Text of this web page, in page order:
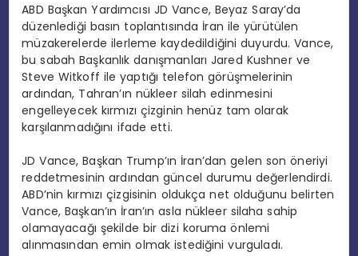
ABD Başkan Yardımcısı JD Vance, Beyaz Saray’da
düzenlediği basın toplantısında İran ile yürütülen
müzakerelerde ilerleme kaydedildiğini duyurdu. Vance,
bu sabah Başkanlık danışmanları Jared Kushner ve
Steve Witkoff ile yaptığı telefon görüşmelerinin
ardından, Tahran’ın nükleer silah edinmesini
engelleyecek kırmızı çizginin henüz tam olarak
karşılanmadığını ifade etti.
JD Vance, Başkan Trump’ın İran’dan gelen son öneriyi
reddetmesinin ardından güncel durumu değerlendirdi.
ABD’nin kırmızı çizgisinin oldukça net olduğunu belirten
Vance, Başkan’ın İran’ın asla nükleer silaha sahip
olamayacağı şekilde bir dizi koruma önlemi
alınmasından emin olmak istediğini vurguladı.